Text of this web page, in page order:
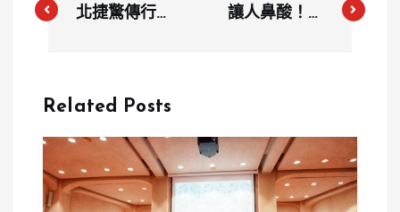
北捷驚傳行李
失控，外籍男
100萬
讓人鼻酸！盧
職主角
Related Posts